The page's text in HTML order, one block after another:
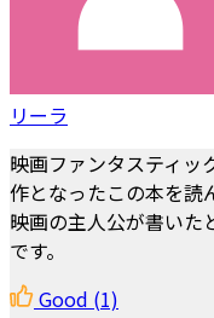
リーラ
映画ファンタスティッ
作となったこの本を読
映画の主人公が書いた
です。
Good (1)